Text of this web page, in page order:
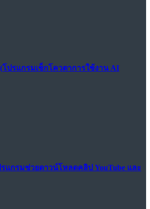
(โปรแกรมเช็กโควตาการใช้งาน AI
รแกรมช่วยดาวน์โหลดคลิป YouTube และ